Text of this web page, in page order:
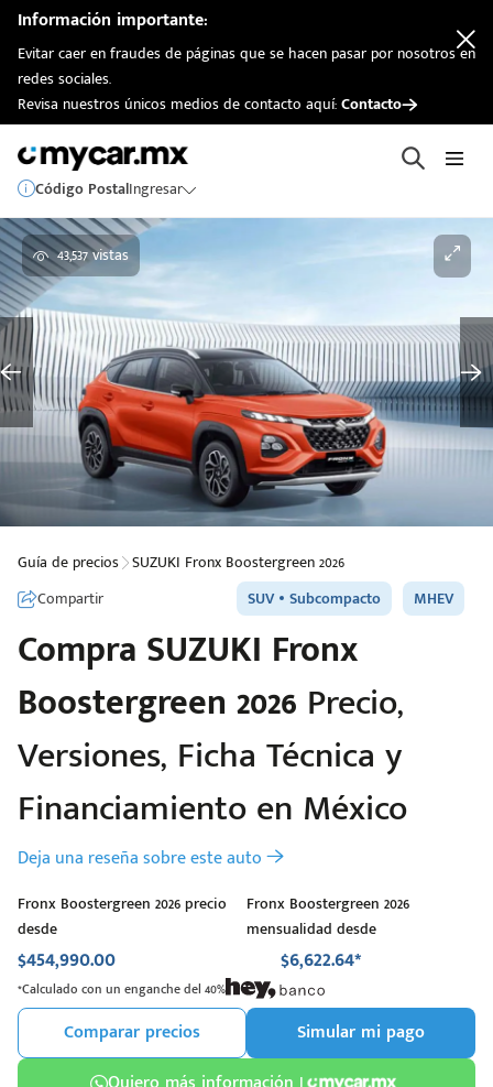
Información importante:
Evitar caer en fraudes de páginas que se hacen pasar por nosotros en
redes sociales.
Revisa nuestros únicos medios de contacto aquí:Contacto
Código PostalIngresar
43,537 vistas
Guía de precios SUZUKI Fronx Boostergreen 2026
Compartir
SUV Subcompacto MHEV
Compra SUZUKI Fronx
Boostergreen 2026 Precio,
Versiones, Ficha Técnica y
Financiamiento en México
Deja una reseña sobre este auto
Fronx Boostergreen 2026 precio
desde
$454,990.00
Fronx Boostergreen 2026
mensualidad desde
$6,622.64*
*Calculado con un enganche del 40%
Comparar precios
Simular mi pago